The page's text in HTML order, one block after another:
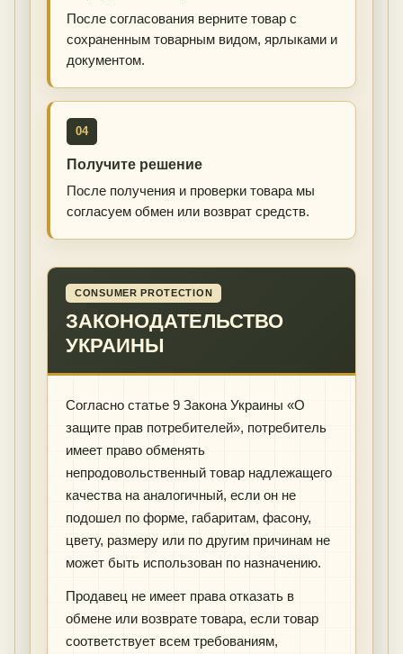
После согласования верните товар с
сохраненным товарным видом, ярлыками и
документом.
04
Получите решение
После получения и проверки товара мы
согласуем обмен или возврат средств.
CONSUMER PROTECTION
ЗАКОНОДАТЕЛЬСТВО
УКРАИНЫ
Согласно статье 9 Закона Украины «О
защите прав потребителей», потребитель
имеет право обменять
непродовольственный товар надлежащего
качества на аналогичный, если он не
подошел по форме, габаритам, фасону,
цвету, размеру или по другим причинам не
может быть использован по назначению.
Продавец не имеет права отказать в
обмене или возврате товара, если товар
соответствует всем требованиям,